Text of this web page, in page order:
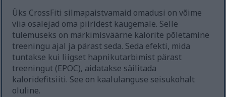
Üks CrossFiti silmapaistvamaid omadusi on võime
viia osalejad oma piiridest kaugemale. Selle
tulemuseks on märkimisväärne kalorite põletamine
treeningu ajal ja pärast seda. Seda efekti, mida
tuntakse kui liigset hapnikutarbimist pärast
treeningut (EPOC), aidatakse säilitada
kaloridefitsiiti. See on kaalulanguse seisukohalt
oluline.